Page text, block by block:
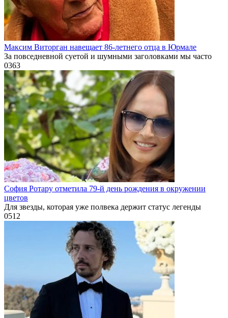
Максим Виторган навещает 86-летнего отца в Юрмале
За повседневной суетой и шумными заголовками мы часто
0363
София Ротару отметила 79-й день рождения в окружении
цветов
Для звезды, которая уже полвека держит статус легенды
0512